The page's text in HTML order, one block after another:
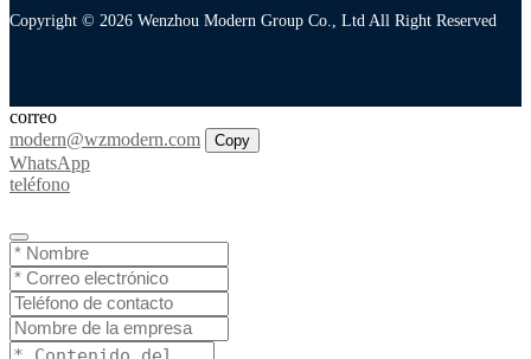
Copyright © 2026 Wenzhou Modern Group Co., Ltd All Right Reserved
correo
modern@wzmodern.com
Copy
WhatsApp
teléfono